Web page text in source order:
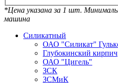
*Цена указана за 1 шт.
машина
Силикатный
ОАО "Силикат"
Глубокинский кирпич
ОАО "Цигель"
ЗСК
ЗСМиК